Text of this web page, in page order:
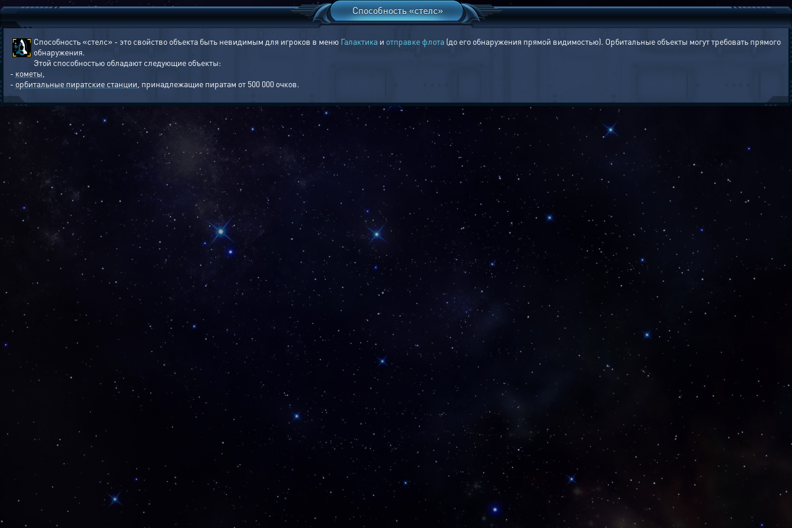
Способность «стелс»
Способность «стелс» - это свойство объекта быть невидимым для игроков в меню Галактика и отправке флота (до его обнаружения прямой видимостью). Орбитальные объекты могут требовать прямого
обнаружения.
Этой способностью обладают следующие объекты:
- кометы
- орбитальные пиратские станции , принадлежащие пиратам от 500 000 очков.